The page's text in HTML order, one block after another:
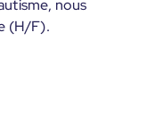
nous
(H/F).